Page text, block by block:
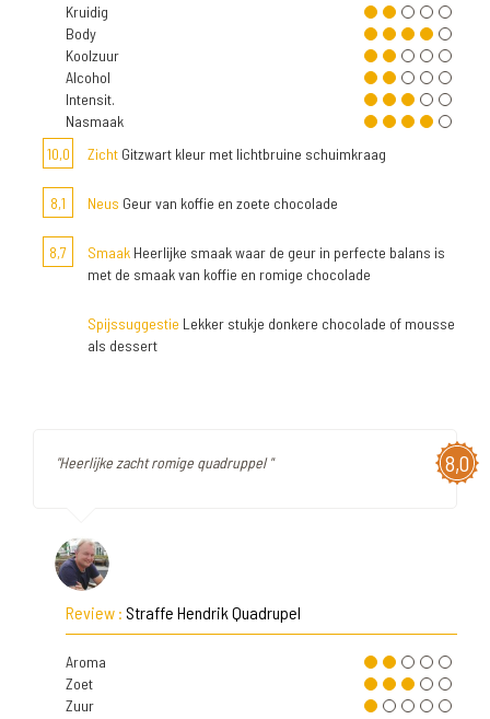
Kruidig
Body
Koolzuur
Alcohol
Intensit.
Nasmaak
10,0
Zicht Gitzwart kleur met lichtbruine schuimkraag
8,1 Neus Geur van koffie en zoete chocolade
8,7 Smaak Heerlijke smaak waar de geur in perfecte balans is
met de smaak van koffie en romige chocolade
Spijssuggestie Lekker stukje donkere chocolade of mousse
als dessert
8,0
"Heerlijke zacht romige quadruppel "
Review : Straffe Hendrik Quadrupel
Aroma
Zoet
Zuur